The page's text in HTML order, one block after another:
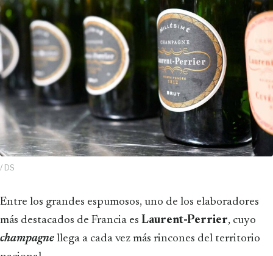
/ DS
Entre los grandes espumosos, uno de los elaboradores
más destacados de Francia es Laurent-Perrier, cuyo
champagne llega a cada vez más rincones del territorio